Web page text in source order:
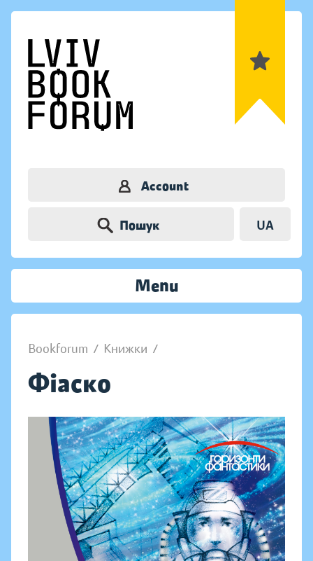
Account
Пошук UA
Menu
Bookforum / Книжки /
Фіаско